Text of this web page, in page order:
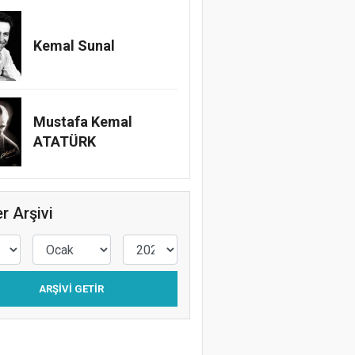
Kemal Sunal
Mustafa Kemal
ATATÜRK
Arşivi
ARŞIVI GETIR